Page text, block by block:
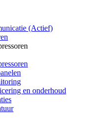
(Actief)
en onderhoud